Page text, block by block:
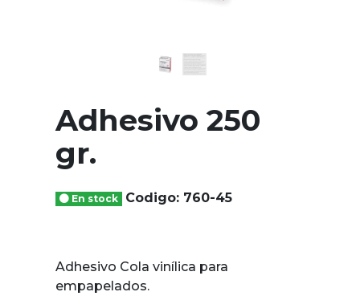
Adhesivo 250
gr.
En stock Codigo: 760-45
Adhesivo Cola vinílica para
empapelados.